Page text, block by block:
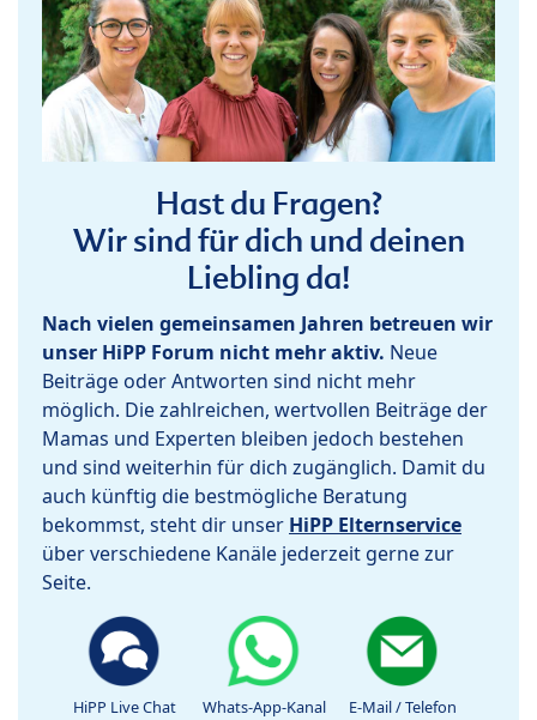
Hast du Fragen?
Wir sind für dich und deinen
Liebling da!
Nach vielen gemeinsamen Jahren betreuen wir
unser HiPP Forum nicht mehr aktiv. Neue
Beiträge oder Antworten sind nicht mehr
möglich. Die zahlreichen, wertvollen Beiträge der
Mamas und Experten bleiben jedoch bestehen
und sind weiterhin für dich zugänglich. Damit du
auch künftig die bestmögliche Beratung
bekommst, steht dir unser HiPP Elternservice
über verschiedene Kanäle jederzeit gerne zur
Seite.
HiPP Live Chat Whats-App-Kanal E-Mail / Telefon